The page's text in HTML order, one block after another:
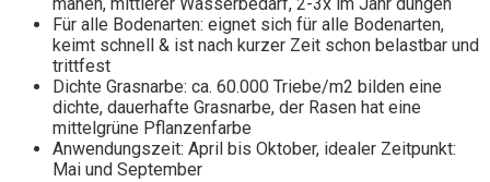
Für alle Bodenarten: eignet sich für alle Bodenarten,
keimt schnell & ist nach kurzer Zeit schon belastbar und
trittfest
Dichte Grasnarbe: ca. 60.000 Triebe/m2 bilden eine
dichte, dauerhafte Grasnarbe, der Rasen hat eine
mittelgrüne Pflanzenfarbe
Anwendungszeit: April bis Oktober, idealer Zeitpunkt:
Mai und September